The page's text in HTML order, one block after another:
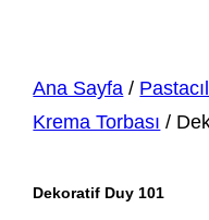
Ana Sayfa /
Krema Torbası /
Dekoratif Duy 101